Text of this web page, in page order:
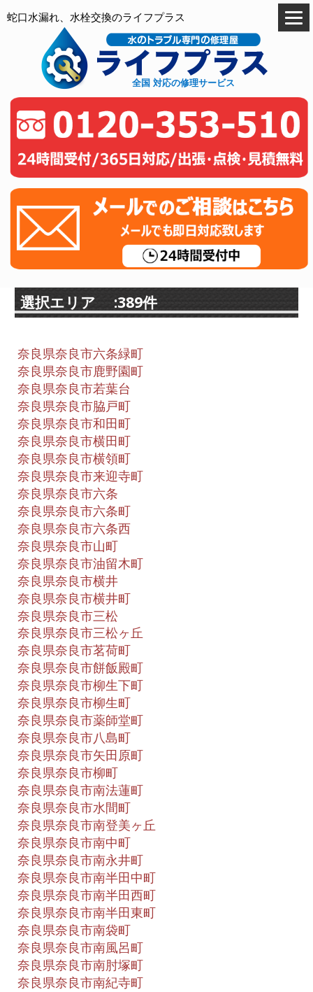
蛇口水漏れ、水栓交換のライフプラス
全国 対応の修理サービス
選択エリア :389件
奈良県奈良市六条緑町
奈良県奈良市鹿野園町
奈良県奈良市若葉台
奈良県奈良市脇戸町
奈良県奈良市和田町
奈良県奈良市横田町
奈良県奈良市横領町
奈良県奈良市来迎寺町
奈良県奈良市六条
奈良県奈良市六条町
奈良県奈良市六条西
奈良県奈良市山町
奈良県奈良市油留木町
奈良県奈良市横井
奈良県奈良市横井町
奈良県奈良市三松
奈良県奈良市三松ヶ丘
奈良県奈良市茗荷町
奈良県奈良市餅飯殿町
奈良県奈良市柳生下町
奈良県奈良市柳生町
奈良県奈良市薬師堂町
奈良県奈良市八島町
奈良県奈良市矢田原町
奈良県奈良市柳町
奈良県奈良市南法蓮町
奈良県奈良市水間町
奈良県奈良市南登美ヶ丘
奈良県奈良市南中町
奈良県奈良市南永井町
奈良県奈良市南半田中町
奈良県奈良市南半田西町
奈良県奈良市南半田東町
奈良県奈良市南袋町
奈良県奈良市南風呂町
奈良県奈良市南肘塚町
奈良県奈良市南紀寺町